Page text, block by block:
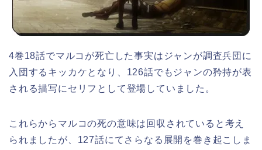
4巻18話でマルコが死亡した事実はジャンが調査兵団に
入団するキッカケとなり、126話でもジャンの矜持が表
される描写にセリフとして登場していました。
これらからマルコの死の意味は回収されていると考え
られましたが、127話にてさらなる展開を巻き起こしま